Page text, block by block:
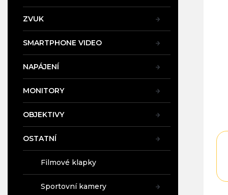
ZVUK
SMARTPHONE VIDEO
NAPÁJENÍ
MONITORY
OBJEKTIVY
OSTATNÍ
Filmové klapky
Sportovní kamery